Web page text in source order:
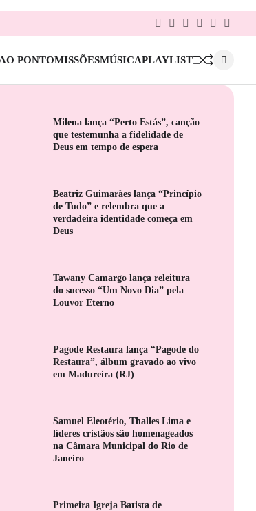
Facebook
Twitter
Google
Linkedin
Pinterest
PONTOMISSÕESMÚSICAPLAYLIST
Milena lança “Perto Estás”, canção
que testemunha a fidelidade de
Deus em tempo de espera
Beatriz Guimarães lança “Princípio
de Tudo” e relembra que a
verdadeira identidade começa em
Deus
Tawany Camargo lança releitura
do sucesso “Um Novo Dia” pela
Louvor Eterno
Pagode Restaura lança “Pagode do
Restaura”, álbum gravado ao vivo
em Madureira (RJ)
Samuel Eleotério, Thalles Lima e
líderes cristãos são homenageados
na Câmara Municipal do Rio de
Janeiro
Primeira Igreja Batista de